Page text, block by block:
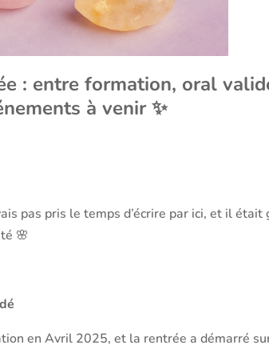
: entre formation, oral
à venir ✨
pas pris le temps d’écrire par ici, et il était
🌸
en Avril 2025, et la rentrée a démarré